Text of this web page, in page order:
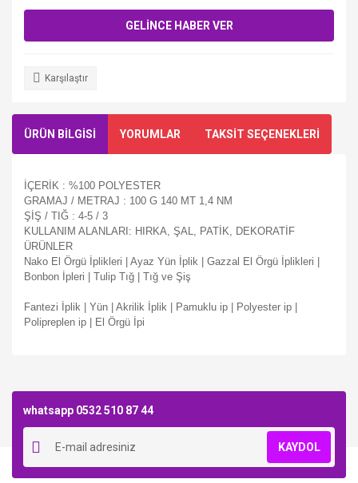
GELİNCE HABER VER
Karşılaştır
ÜRÜN BİLGİSİ YORUMLAR TAKSİT SEÇENEKLERİ
İÇERİK : %100 POLYESTER
GRAMAJ / METRAJ : 100 G 140 MT 1,4 NM
ŞİŞ / TIĞ : 4-5 / 3
KULLANIM ALANLARI: HIRKA, ŞAL, PATİK, DEKORATİF
ÜRÜNLER
Nako El Örgü İplikleri | Ayaz Yün İplik | Gazzal El Örgü İplikleri |
Bonbon İpleri | Tulip Tığ | Tığ ve Şiş
Fantezi İplik | Yün | Akrilik İplik | Pamuklu ip | Polyester ip |
Polipreplen ip | El Örgü İpi
whatsapp 0532 510 87 44
KAYDOL